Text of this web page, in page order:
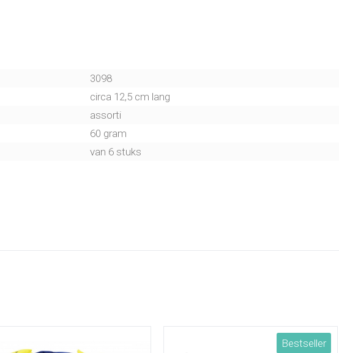
3098
circa 12,5 cm lang
assorti
60 gram
van 6 stuks
Bestseller